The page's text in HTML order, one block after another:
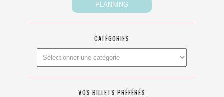
CATÉGORIES
VOS BILLETS PRÉFÉRÉS